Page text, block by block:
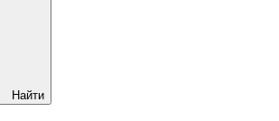
Найти